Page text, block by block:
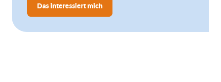
Das interessiert mich